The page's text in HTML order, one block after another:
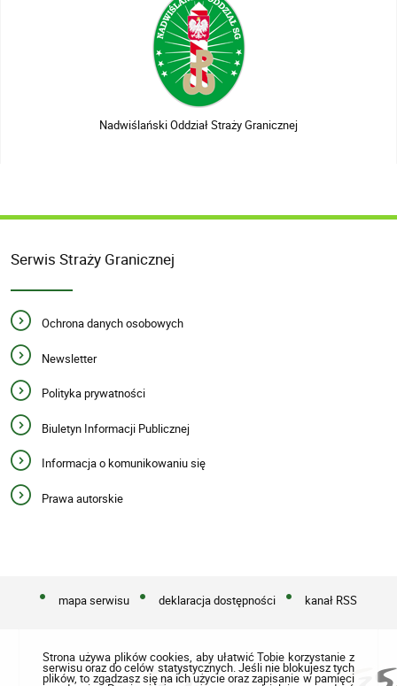
Nadwiślański Oddział Straży Granicznej
Serwis Straży Granicznej
Ochrona danych osobowych
Newsletter
Polityka prywatności
Biuletyn Informacji Publicznej
Informacja o komunikowaniu się
Prawa autorskie
mapa serwisu deklaracja dostępności kanał RSS
Strona używa plików cookies, aby ułatwić Tobie korzystanie z
serwisu oraz do celów statystycznych. Jeśli nie blokujesz tych
plików, to zgadzasz się na ich użycie oraz zapisanie w pamięci